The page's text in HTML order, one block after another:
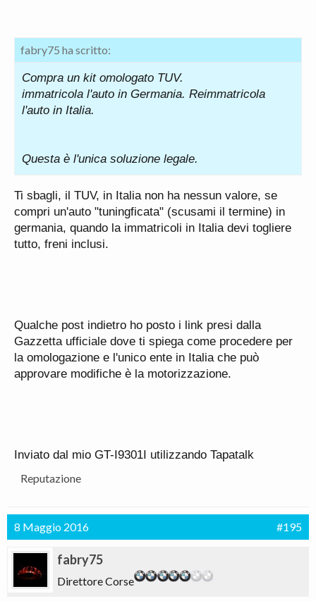
fabry75 ha scritto:
Compra un kit omologato TUV.
immatricola l'auto in Germania. Reimmatricola
l'auto in Italia.
Questa è l'unica soluzione legale.
Ti sbagli, il TUV, in Italia non ha nessun valore, se
compri un'auto "tuningficata" (scusami il termine) in
germania, quando la immatricoli in Italia devi togliere
tutto, freni inclusi.
Qualche post indietro ho posto i link presi dalla
Gazzetta ufficiale dove ti spiega come procedere per
la omologazione e l'unico ente in Italia che può
approvare modifiche è la motorizzazione.
Inviato dal mio GT-I9301I utilizzando Tapatalk
Reputazione
8 Maggio 2016 #195
fabry75
Direttore Corse